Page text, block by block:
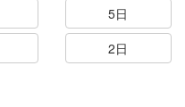
5日
2日